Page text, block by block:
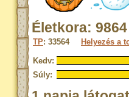
Életkora:
TP: 33564 Helyezés a
Kedv:
Súly: